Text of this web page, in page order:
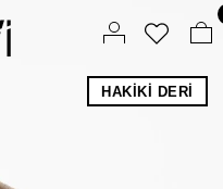
HAKIKI DERI